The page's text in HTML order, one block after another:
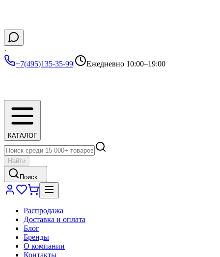
·
+7(495)135-35-99| Ежедневно 10:00–19:00
КАТАЛОГ
Найти
Поиск...
Распродажа
Доставка и оплата
Блог
Бренды
О компании
Контакты